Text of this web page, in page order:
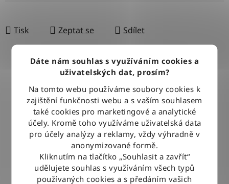
Dáte nám souhlas s využíváním cookies a
uživatelských dat, prosím?
Na tomto webu používáme soubory cookies k
zajištění funkčnosti webu a s vaším souhlasem
také cookies pro marketingové a analytické
účely. Kromě toho využíváme uživatelská data
pro účely analýzy a reklamy, vždy výhradně v
anonymizované formě.
Kliknutím na tlačítko „Souhlasit a zavřít“
udělujete souhlas s využíváním všech typů
používaných cookies a s předáním vašich
Tisk Zeptat se Sdílet
DOPRAVA ZDARMA
BLESKOVÉ DORUČENÍ
Objednávky odesíláme každý pracovní den do 12:00
100% ZBOŽÍ SKLADEM
Veškeré vystavené zboží leží na našem skladě